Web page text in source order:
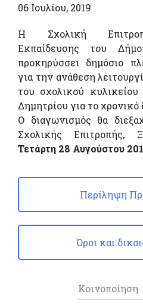
06 Ιουλίου, 2019
Η Σχολική
Εκπαίδευσης του
προκηρύσσει δημόσιο
για την ανάθεση
του σχολικού
Δημητρίου για το
Ο διαγωνισμός θα
Σχολικής Επιτροπής,
Τετάρτη 28 Αυγούστου
Περίληψη
Όροι και
Κοινοποίηση